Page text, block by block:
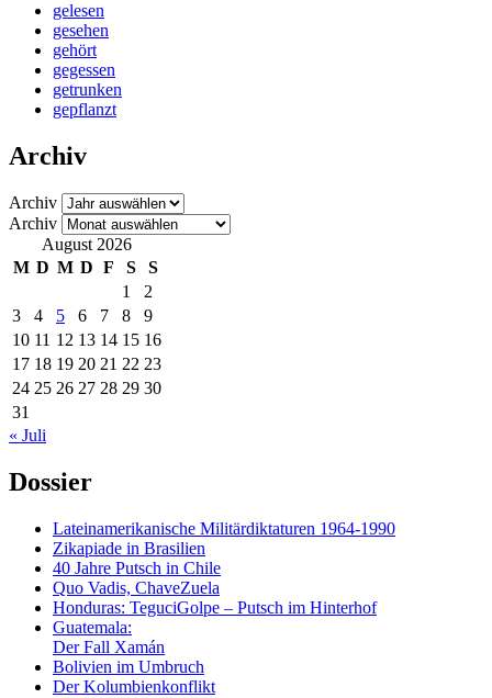
gelesen
gesehen
gehört
gegessen
getrunken
gepflanzt
Archiv
Archiv
Archiv
August 2026
M D M D F S
S
1
2
3
4 5 6 7 8
9
10 11 12 13 14 15 16
17 18 19 20 21 22 23
24 25 26 27 28 29 30
31
« Juli
Dossier
Lateinamerikanische Militärdiktaturen 1964-1990
Zikapiade in Brasilien
40 Jahre Putsch in Chile
Quo Vadis, ChaveZuela
Honduras: TeguciGolpe – Putsch im Hinterhof
Guatemala:
Der Fall Xamán
Bolivien im Umbruch
Der Kolumbienkonflikt